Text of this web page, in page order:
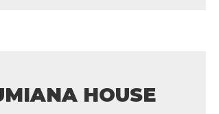
HOUSE